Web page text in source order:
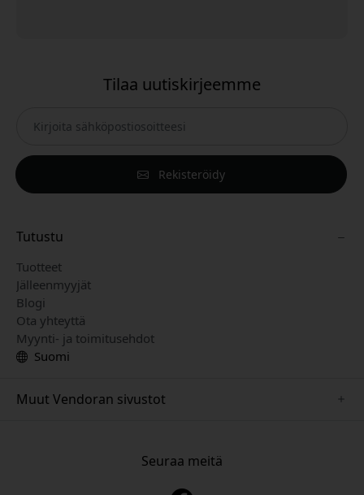
Tilaa uutiskirjeemme
Rekisteröidy
Tutustu
Tuotteet
Jälleenmyyjät
Blogi
Ota yhteyttä
Myynti- ja toimitusehdot
Suomi
Muut Vendoran sivustot
Seuraa meitä